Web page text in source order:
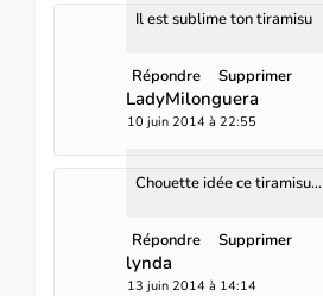
Il est sublime ton tiramisu
Répondre Supprimer
LadyMilonguera
10 juin 2014 à 22:55
Chouette idée ce tiramisu...
Répondre Supprimer
lynda
13 juin 2014 à 14:14